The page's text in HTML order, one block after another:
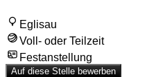
Eglisau
Voll- oder Teilzeit
Festanstellung
Auf diese Stelle bewerben